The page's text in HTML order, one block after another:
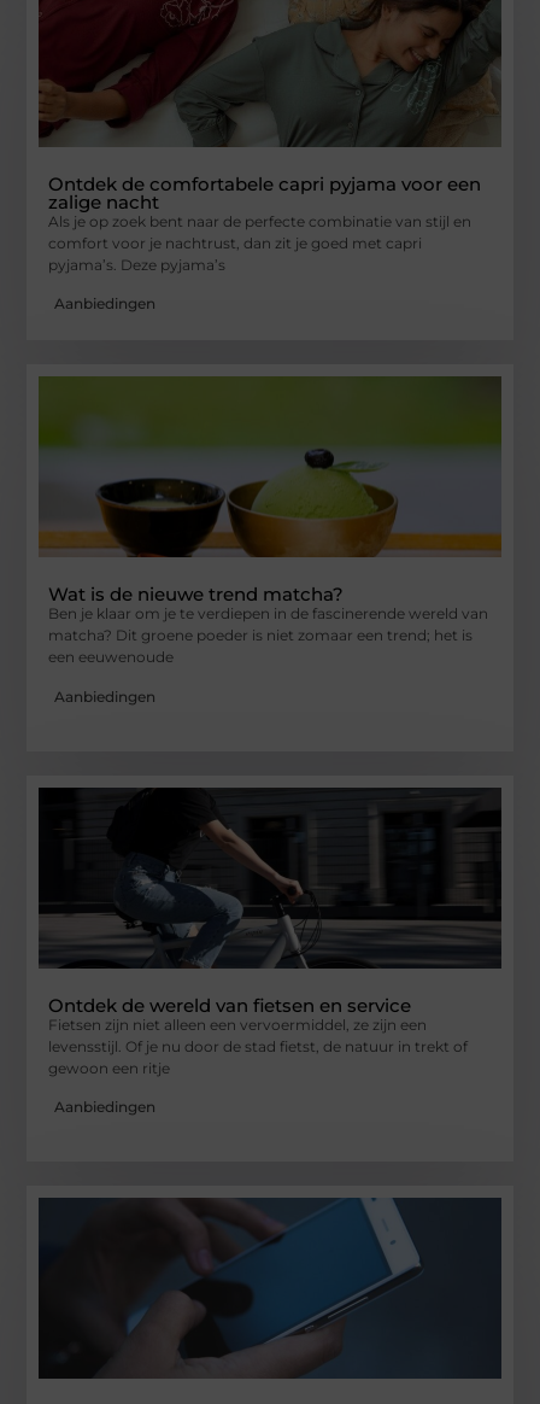
Ontdek de comfortabele capri pyjama voor een
zalige nacht
Als je op zoek bent naar de perfecte combinatie van stijl en
comfort voor je nachtrust, dan zit je goed met capri
pyjama’s. Deze pyjama’s
Aanbiedingen
Wat is de nieuwe trend matcha?
Ben je klaar om je te verdiepen in de fascinerende wereld van
matcha? Dit groene poeder is niet zomaar een trend; het is
een eeuwenoude
Aanbiedingen
Ontdek de wereld van fietsen en service
Fietsen zijn niet alleen een vervoermiddel, ze zijn een
levensstijl. Of je nu door de stad fietst, de natuur in trekt of
gewoon een ritje
Aanbiedingen